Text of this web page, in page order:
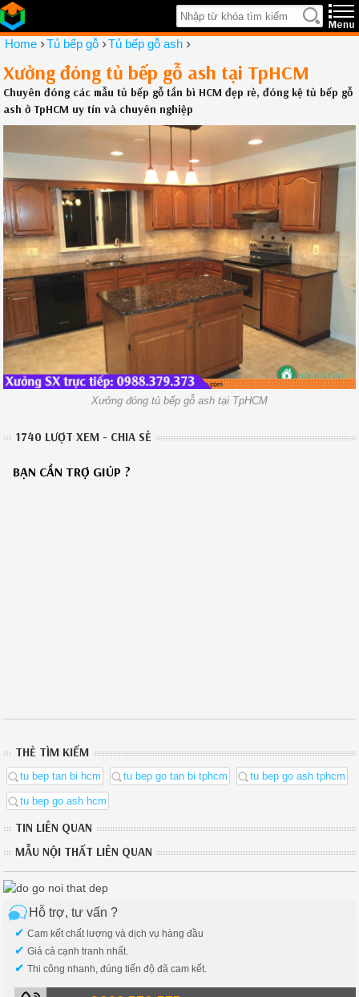
Home ›Tủ bếp gỗ ›Tủ bếp gỗ ash ›
Xưởng đóng tủ bếp gỗ ash tại TpHCM
Chuyên đóng các mẫu tủ bếp gỗ tần bì HCM đẹp rẻ, đóng kệ tủ bếp gỗ
ash ở TpHCM uy tín và chuyên nghiệp
Xưởng đóng tủ bếp gỗ ash tại TpHCM
1740 LƯỢT XEM - CHIA SẺ
BẠN CẦN TRỢ GIÚP ?
THẺ TÌM KIẾM
tu bep tan bi hcm tu bep go tan bi tphcm tu bep go ash tphcm
tu bep go ash hcm
TIN LIÊN QUAN
MẪU NỘI THẤT LIÊN QUAN
Hỗ trợ, tư vấn ?
✔ Cam kết chất lượng và dịch vụ hàng đầu
✔ Giá cả cạnh tranh nhất.
✔ Thi công nhanh, đúng tiến độ đã cam kết.